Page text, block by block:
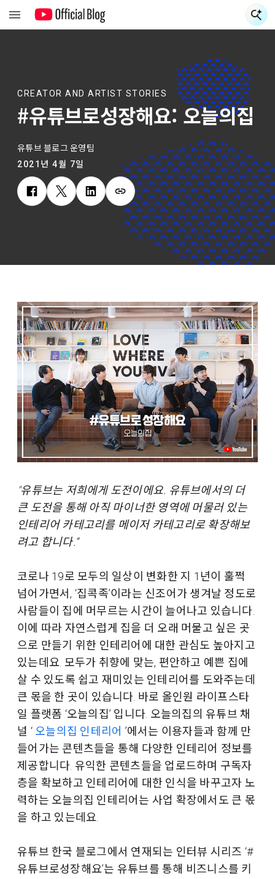
CREATOR AND ARTIST STORIES
#유튜브로성장해요: 오늘의집
유튜브 블로그 운영팀
2021년 4월 7일
"유튜브는 저희에게 도전이에요. 유튜브에서의 더
큰 도전을 통해 아직 마이너한 영역에 머물러 있는
인테리어 카테고리를 메이저 카테고리로 확장해보
려고 합니다.”
코로나 19로 모두의 일상이 변화한 지 1년이 훌쩍
넘어가면서, ‘집콕족’이라는 신조어가 생겨날 정도로
사람들이 집에 머무르는 시간이 늘어나고 있습니다.
이에 따라 자연스럽게 집을 더 오래 머물고 싶은 곳
으로 만들기 위한 인테리어에 대한 관심도 높아지고
있는데요. 모두가 취향에 맞는, 편안하고 예쁜 집에
살 수 있도록 쉽고 재미있는 인테리어를 도와주는데
큰 몫을 한 곳이 있습니다. 바로 올인원 라이프스타
일 플랫폼 ‘오늘의집’ 입니다. 오늘의집의 유튜브 채
널 ‘ 오늘의집 인테리어 ’에서는 이용자들과 함께 만
들어가는 콘텐츠들을 통해 다양한 인테리어 정보를
제공합니다. 유익한 콘텐츠들을 업로드하며 구독자
층을 확보하고 인테리어에 대한 인식을 바꾸고자 노
력하는 오늘의집 인테리어는 사업 확장에서도 큰 몫
을 하고 있는데요.
유튜브 한국 블로그에서 연재되는 인터뷰 시리즈 ‘#
유튜브로성장해요’는 유튜브를 통해 비즈니스를 키